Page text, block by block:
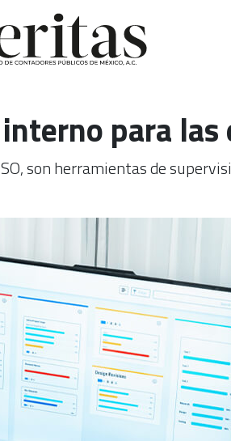
para las
son herramientas de